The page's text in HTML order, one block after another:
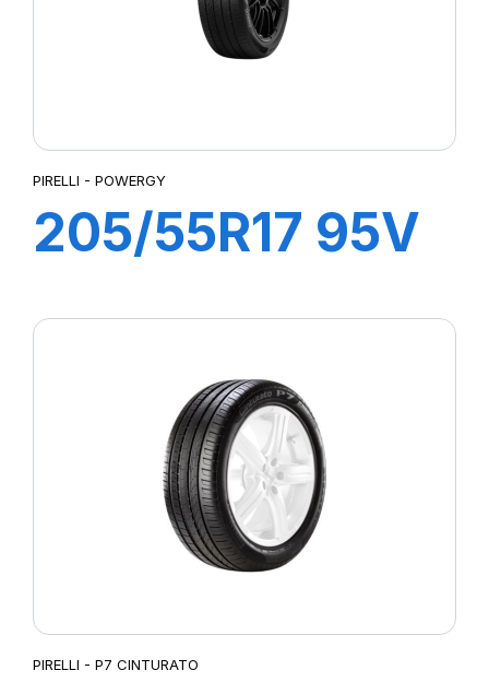
PIRELLI - POWERGY
205/55R17 95V
PIRELLI - P7 CINTURATO